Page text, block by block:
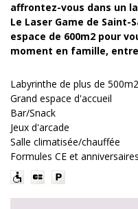
affrontez-vous dans un
Le Laser Game de Saint-
espace de 600m2 pour
moment en famille,
Labyrinthe de plus de
Grand espace d'accueil
Bar/Snack
Jeux d'arcade
Salle climatisée/chauffée
Formules CE et